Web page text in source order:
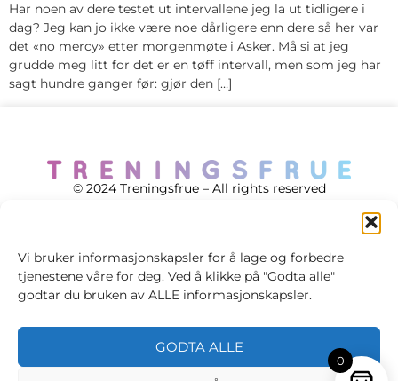
Vi bruker informasjonskapsler for å lage og forbedre
tjenestene våre for deg. Ved å klikke på "Godta alle"
godtar du bruken av ALLE informasjonskapsler.
GODTA ALLE
Har noen av dere testet ut intervallene jeg la ut tidligere i
dag? Jeg kan jo ikke være noe dårligere enn dere så her var
det «no mercy» etter morgenmøte i Asker. Må si at jeg
grudde meg litt for det er en tøff intervall, men som jeg har
sagt hundre ganger før: gjør den […]
© 2024 Treningsfrue – All rights reserved
Cookie policy
Personvernsvilkår
0